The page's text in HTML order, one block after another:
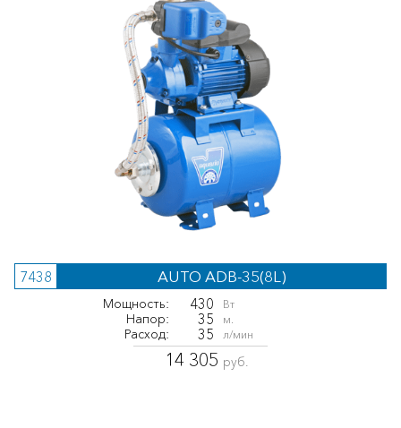
7438 AUTO ADB-35(8L)
Мощность: 430 Вт
Напор: 35 м.
Расход: 35 л/мин
14 305 руб.